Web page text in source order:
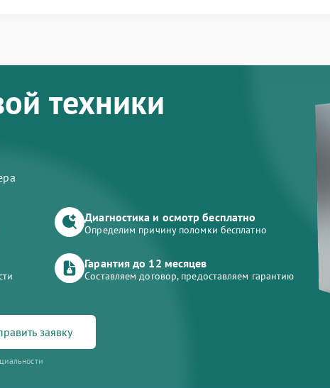
техники
Диагностика и осмотр бесплатно
Определим причину поломки бесплатно
Гарантия до 12 месяцев
Составляем договор, предоставляем гарантию
заявку